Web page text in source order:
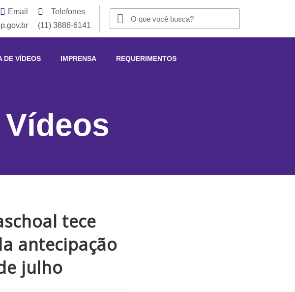
Email
Telefones
(11) 3886-6141
DE VÍDEOS IMPRENSA REQUERIMENTOS
Vídeos
tece
antecipação
julho